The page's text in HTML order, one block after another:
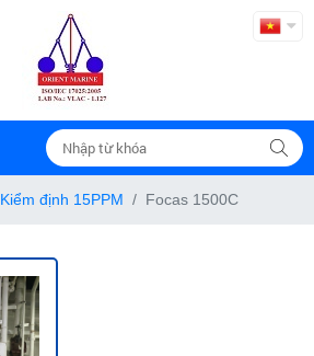
Kiểm định 15PPM Focas 1500C